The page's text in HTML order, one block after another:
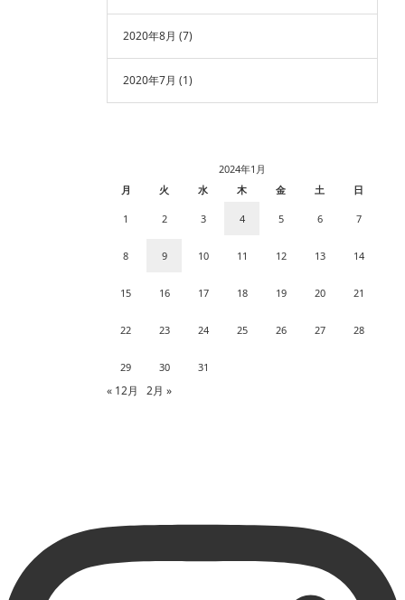
2020年8月 (7)
2020年7月 (1)
2024年1月
月
火 水 木 金 土 日
1 2 3 4 5 6 7
8 9 10 11 12 13 14
15 16 17 18 19 20 21
22 23 24 25 26 27 28
29 30 31
« 12月 2月 »